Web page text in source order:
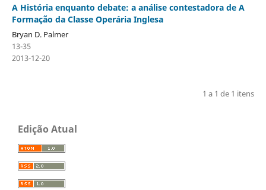
A História enquanto debate: a análise contestadora de A
Formação da Classe Operária Inglesa
Bryan D. Palmer
13-35
2013-12-20
1 a 1 de 1 itens
Edição Atual